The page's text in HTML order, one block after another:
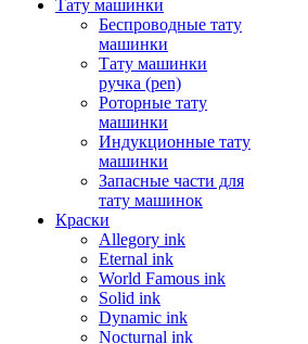
Тату машинки
Беспроводные тату
машинки
Тату машинки
ручка (pen)
Роторные тату
машинки
Индукционные тату
машинки
Запасные части для
тату машинок
Краски
Allegory ink
Eternal ink
World Famous ink
Solid ink
Dynamic ink
Nocturnal ink